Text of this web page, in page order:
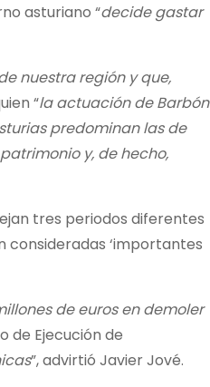
asturiano “decide gastar
nuestra región y que,
“la actuación de Barbón
predominan las de
y, de hecho,
tres periodos diferentes
consideradas ‘importantes
de euros en demoler
de Ejecución de
”, advirtió Javier Jové.